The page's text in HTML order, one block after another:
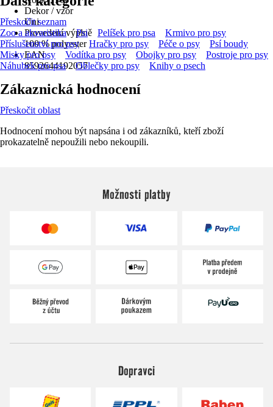
Dekor / vzor
Uni
Provedení výplně
100 % polyester
EAN
8592644192057
Přeskočit seznam
Zoo a akvaristika
Psi Pelíšek pro psa
Krmivo pro psy
Příslušenství pro psy
Hračky pro psy Péče o psy
Psí boudy
Misky pro psy
Vodítka pro psy Obojky pro psy
Postroje pro psy
Náhubek pro psa
Oblečky pro psy Knihy o psech
Zákaznická hodnocení
Přeskočit oblast
Hodnocení mohou být napsána i od zákazníků, kteří zboží
prokazatelně nepoužili nebo nekoupili.
Možnosti platby
Dopravci